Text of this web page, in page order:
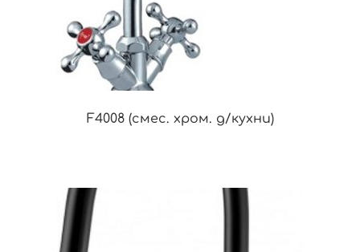
F4008 (смес. хром. д/кухни)